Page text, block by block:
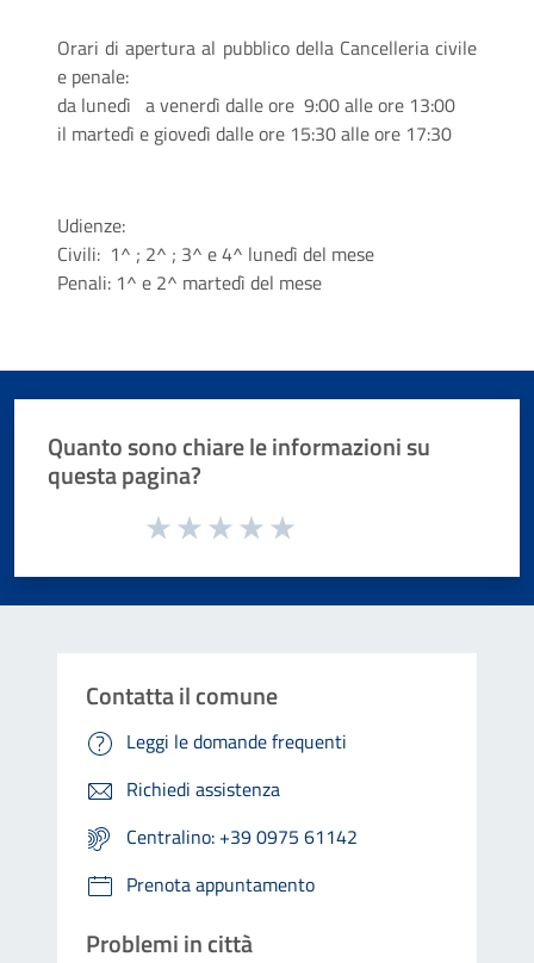
Orari di apertura al pubblico della Cancelleria civile
e penale:
da lunedì a venerdì dalle ore 9:00 alle ore 13:00
il martedì e giovedì dalle ore 15:30 alle ore 17:30
Udienze:
Civili: 1^ ; 2^ ; 3^ e 4^ lunedì del mese
Penali: 1^ e 2^ martedì del mese
Quanto sono chiare le informazioni su
questa pagina?
Valuta da 1 a 5 stelle la pagina
Contatta il comune
Leggi le domande frequenti
Richiedi assistenza
Centralino: +39 0975 61142
Prenota appuntamento
Problemi in città